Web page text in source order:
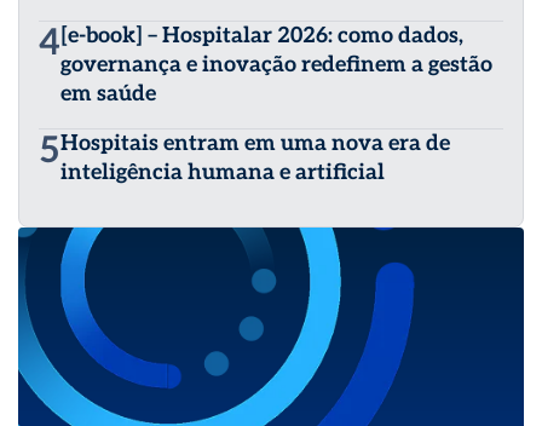
4[e-book] – Hospitalar 2026: como dados,
governança e inovação redefinem a gestão
em saúde
5Hospitais entram em uma nova era de
inteligência humana e artificial